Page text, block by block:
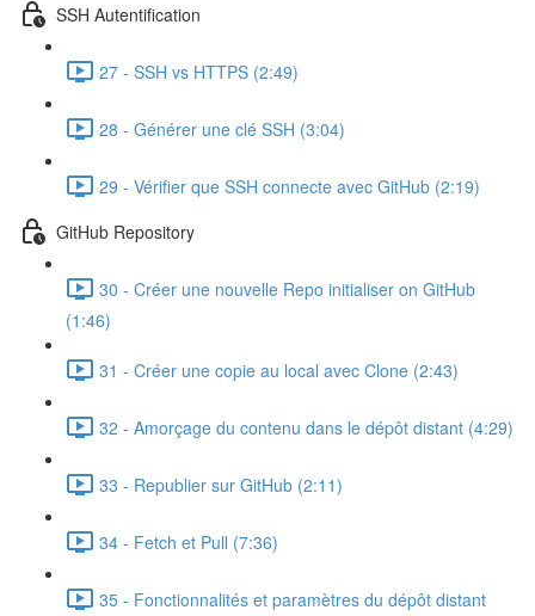
SSH Autentification
27 - SSH vs HTTPS (2:49)
28 - Générer une clé SSH (3:04)
29 - Vérifier que SSH connecte avec GitHub (2:19)
GitHub Repository
30 - Créer une nouvelle Repo initialiser on GitHub
(1:46)
31 - Créer une copie au local avec Clone (2:43)
32 - Amorçage du contenu dans le dépôt distant (4:29)
33 - Republier sur GitHub (2:11)
34 - Fetch et Pull (7:36)
35 - Fonctionnalités et paramètres du dépôt distant